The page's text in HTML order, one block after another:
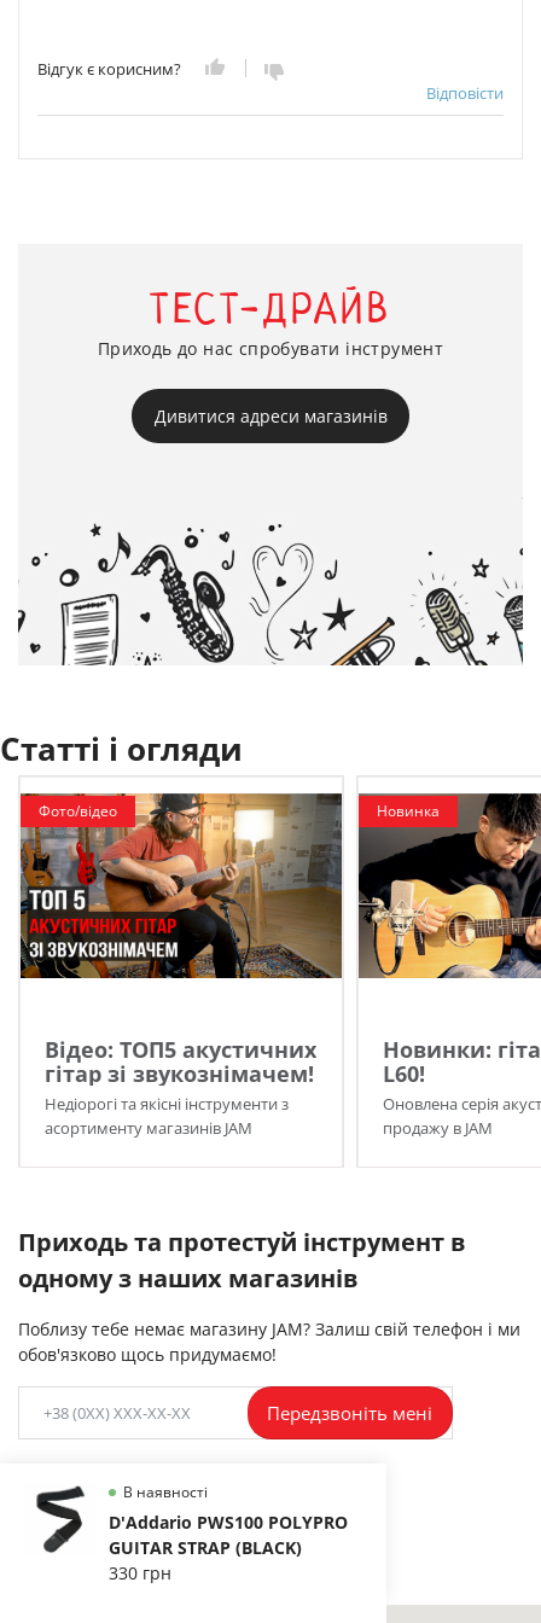
Відгук є корисним?
Відповісти
ТЕСТ-ДРАЙВ
Приходь до нас спробувати інструмент
Дивитися адреси магазинів
Статті і огляди
Фото/відео
Відео: ТОП5 акустичних
гітар зі звукознімачем!
Недіорогі та якісні інструменти з
асортименту магазинів JAM
Новинка
Новинки:
L60!
Оновлена серія
продажу в JAM
Приходь та протестуй інструмент в
одному з наших магазинів
Поблизу тебе немає магазину JAM? Залиш свій телефон і ми
обов'язково щось придумаємо!
В наявності
D'Addario PWS100 POLYPRO
GUITAR STRAP (BLACK)
330 грн
Передзвоніть мені